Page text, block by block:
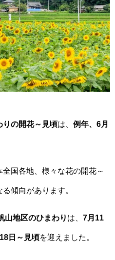
りの開花～見頃は、 例年、6月
国各地、様々な花の開花～
傾向があります。
山地区のひまわり は、 7月11
日～見頃を迎えました。